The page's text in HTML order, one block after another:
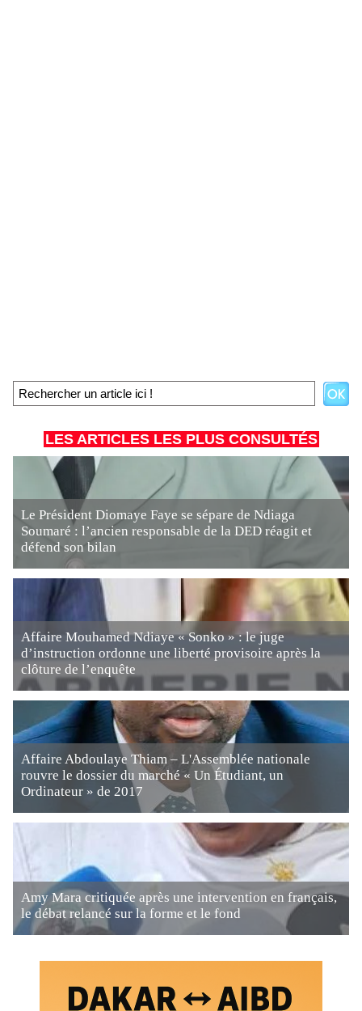
LES ARTICLES LES PLUS CONSULTÉS
Le Président Diomaye Faye se sépare de Ndiaga
Soumaré : l’ancien responsable de la DED réagit et
défend son bilan
Affaire Mouhamed Ndiaye « Sonko » : le juge
d’instruction ordonne une liberté provisoire après la
clôture de l’enquête
Affaire Abdoulaye Thiam – L'Assemblée nationale
rouvre le dossier du marché « Un Étudiant, un
Ordinateur » de 2017
Amy Mara critiquée après une intervention en français,
le débat relancé sur la forme et le fond